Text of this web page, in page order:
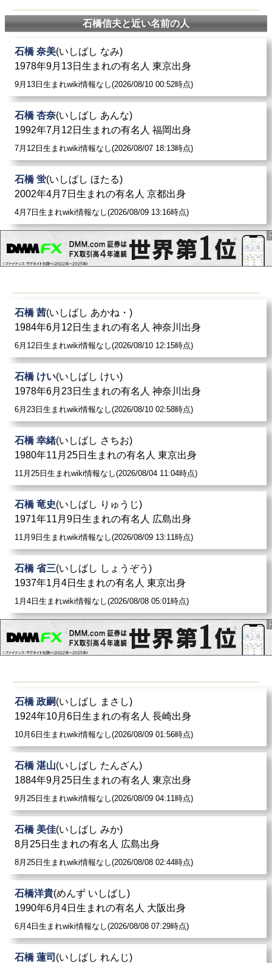
石橋信夫と近い名前の人
石橋 奈美(いしばし なみ)
1978年9月13日生まれの有名人 東京出身
9月13日生まれwiki情報なし(2026/08/10 00:52時点)
石橋 杏奈(いしばし あんな)
1992年7月12日生まれの有名人 福岡出身
7月12日生まれwiki情報なし(2026/08/07 18:13時点)
石橋 蛍(いしばし ほたる)
2002年4月7日生まれの有名人 京都出身
4月7日生まれwiki情報なし(2026/08/09 13:16時点)
石橋 茜(いしばし あかね・)
1984年6月12日生まれの有名人 神奈川出身
6月12日生まれwiki情報なし(2026/08/10 12:15時点)
石橋 けい(いしばし けい)
1978年6月23日生まれの有名人 神奈川出身
6月23日生まれwiki情報なし(2026/08/10 02:58時点)
石橋 幸緒(いしばし さちお)
1980年11月25日生まれの有名人 東京出身
11月25日生まれwiki情報なし(2026/08/04 11:04時点)
石橋 竜史(いしばし りゅうじ)
1971年11月9日生まれの有名人 広島出身
11月9日生まれwiki情報なし(2026/08/09 13:11時点)
石橋 省三(いしばし しょうぞう)
1937年1月4日生まれの有名人 東京出身
1月4日生まれwiki情報なし(2026/08/08 05:01時点)
石橋 政嗣(いしばし まさし)
1924年10月6日生まれの有名人 長崎出身
10月6日生まれwiki情報なし(2026/08/09 01:56時点)
石橋 湛山(いしばし たんざん)
1884年9月25日生まれの有名人 東京出身
9月25日生まれwiki情報なし(2026/08/09 04:11時点)
石橋 美佳(いしばし みか)
8月25日生まれの有名人 広島出身
8月25日生まれwiki情報なし(2026/08/08 02:44時点)
石橋洋貴(めんず いしばし)
1990年6月4日生まれの有名人 大阪出身
6月4日生まれwiki情報なし(2026/08/08 07:29時点)
石橋 蓮司 (いしばし れんじ)